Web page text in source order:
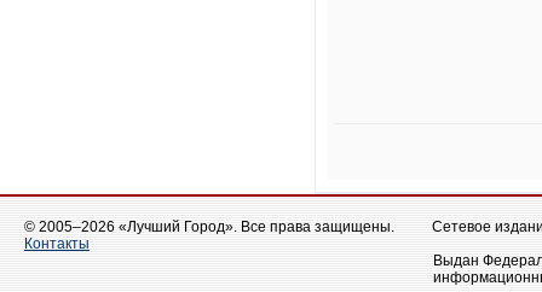
© 2005–2026 «Лучший Город». Все права защищены.
Контакты
Сетевое
Выдан